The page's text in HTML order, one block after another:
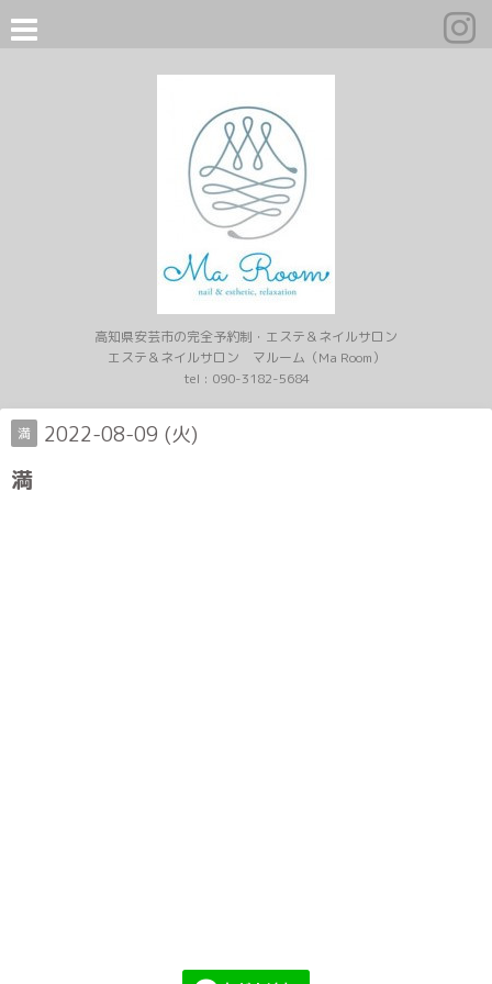
高知県安芸市の完全予約制・エステ＆ネイルサロン
エステ＆ネイルサロン マルーム（Ma Room）
tel : 090-3182-5684
満 2022-08-09 (火)
満